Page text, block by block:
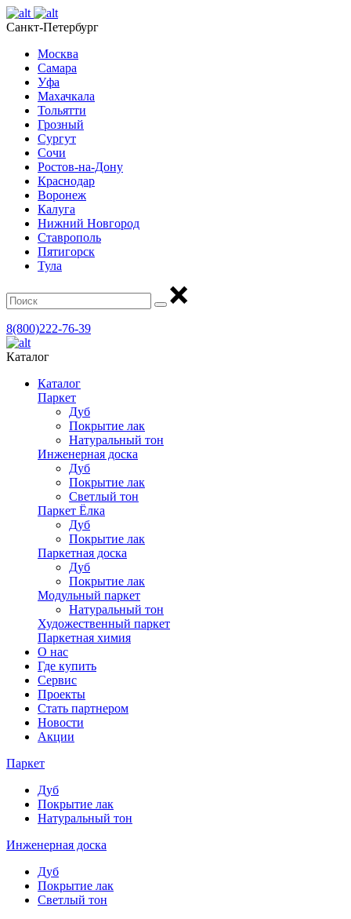
Санкт-Петербург
Москва
Самара
Уфа
Махачкала
Тольятти
Грозный
Сургут
Сочи
Ростов-на-Дону
Краснодар
Воронеж
Калуга
Нижний Новгород
Ставрополь
Пятигорск
Тула
8(800)222-76-39
Каталог
Каталог
Паркет
Дуб
Покрытие лак
Натуральный тон
Инженерная доска
Дуб
Покрытие лак
Светлый тон
Паркет Ёлка
Дуб
Покрытие лак
Паркетная доска
Дуб
Покрытие лак
Модульный паркет
Натуральный тон
Художественный паркет
Паркетная химия
О нас
Где купить
Сервис
Проекты
Стать партнером
Новости
Акции
Паркет
Дуб
Покрытие лак
Натуральный тон
Инженерная доска
Дуб
Покрытие лак
Светлый тон